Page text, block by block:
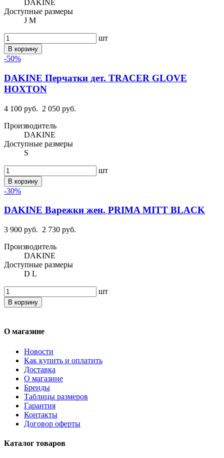
DAKINE
Доступные размеры
J M
шт
В корзину
-50%
DAKINE Перчатки дет. TRACER GLOVE
HOXTON
4 100 руб. 2 050 руб.
Производитель
DAKINE
Доступные размеры
S
шт
В корзину
-30%
DAKINE Варежки жен. PRIMA MITT BLACK
3 900 руб. 2 730 руб.
Производитель
DAKINE
Доступные размеры
D L
шт
В корзину
О магазине
Новости
Как купить и оплатить
Доставка
О магазине
Бренды
Таблицы размеров
Гарантия
Контакты
Договор оферты
Каталог товаров